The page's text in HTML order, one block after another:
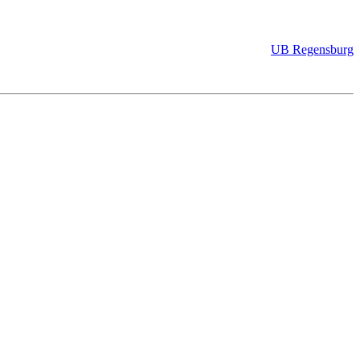
UB Regensburg